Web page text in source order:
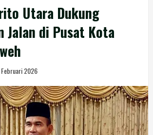
Utara Dukung
Jalan di Pusat Kota
2026